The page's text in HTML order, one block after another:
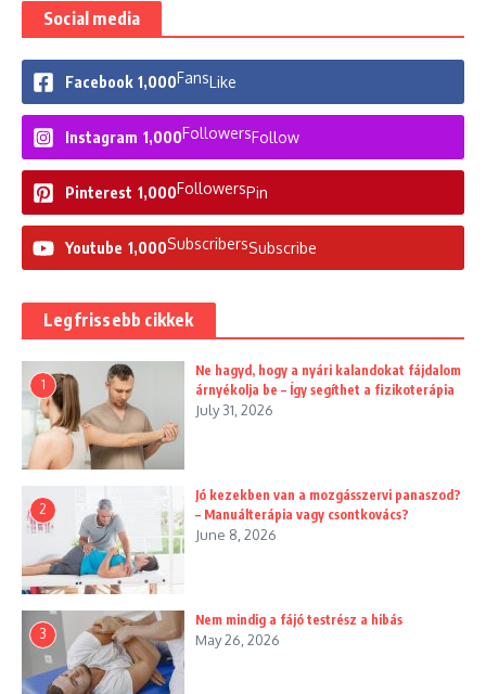
Social media
Facebook 1,000FansLike
Instagram 1,000FollowersFollow
Pinterest 1,000FollowersPin
Youtube 1,000SubscribersSubscribe
Legfrissebb cikkek
1
Ne hagyd, hogy a nyári kalandokat fájdalom
árnyékolja be – Így segíthet a fizikoterápia
July 31, 2026
2
Jó kezekben van a mozgásszervi panaszod?
– Manuálterápia vagy csontkovács?
June 8, 2026
3
Nem mindig a fájó testrész a hibás
May 26, 2026